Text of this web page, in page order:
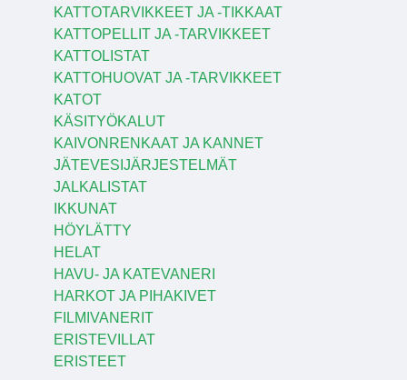
KATTOTARVIKKEET JA -TIKKAAT
KATTOPELLIT JA -TARVIKKEET
KATTOLISTAT
KATTOHUOVAT JA -TARVIKKEET
KATOT
KÄSITYÖKALUT
KAIVONRENKAAT JA KANNET
JÄTEVESIJÄRJESTELMÄT
JALKALISTAT
IKKUNAT
HÖYLÄTTY
HELAT
HAVU- JA KATEVANERI
HARKOT JA PIHAKIVET
FILMIVANERIT
ERISTEVILLAT
ERISTEET